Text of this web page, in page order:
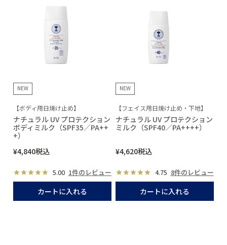
NEW
【ボディ用日焼け止め】
ナチュラル UV プロテクション
ボディミルク（SPF35／PA++
+）
¥4,840税込
5.00 1件のレビュー
カートに入れる
NEW
【フェイス用日焼け止め・下地】
ナチュラル UV プロテクション
ミルク（SPF40／PA++++）
¥4,620税込
4.75 8件のレビュー
カートに入れる